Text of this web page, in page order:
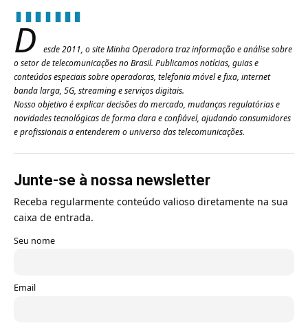
D
esde 2011, o site Minha Operadora traz informação e análise sobre
o setor de telecomunicações no Brasil. Publicamos notícias, guias e
conteúdos especiais sobre operadoras, telefonia móvel e fixa, internet
banda larga, 5G, streaming e serviços digitais.
Nosso objetivo é explicar decisões do mercado, mudanças regulatórias e
novidades tecnológicas de forma clara e confiável, ajudando consumidores
e profissionais a entenderem o universo das telecomunicações.
Junte-se à nossa newsletter
Receba regularmente conteúdo valioso diretamente na sua
caixa de entrada.
Seu nome
Email